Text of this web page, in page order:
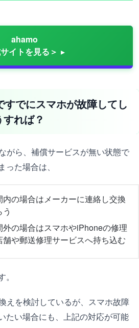
ahamo
イトを見る＞
でにスマホが故障してし
れば？
がら、補償サービスが無い状態で
た場合は、
の場合はメーカーに連絡し交換
外の場合はスマホやiPhoneの修理
や郵送修理サービスへ持ち込む
えを検討しているが、スマホ故障
たい場合にも、上記の対応が可能